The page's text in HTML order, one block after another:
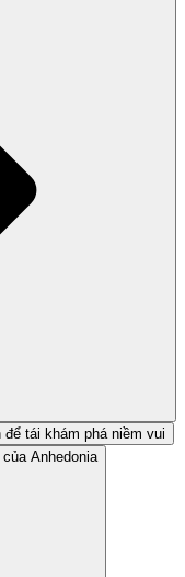
tái khám phá niềm vui
Anhedonia